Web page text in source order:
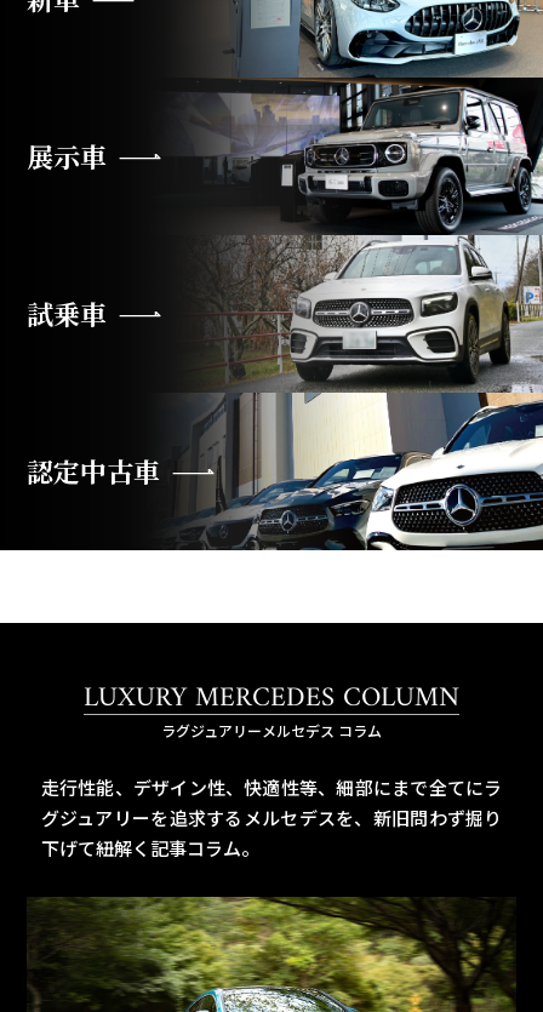
展示車
試乗車
認定中古車
LUXURY MERCEDES COLUMN
ラグジュアリーメルセデス コラム
走行性能、デザイン性、快適性等、細部にまで全てにラ
グジュアリーを追求するメルセデスを、 新旧問わず掘り
下げて紐解く記事コラム。